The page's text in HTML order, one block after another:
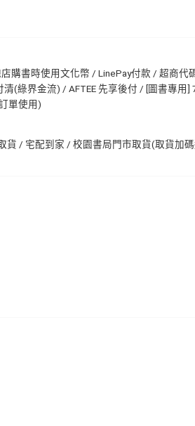
購書時使用文化幣 / LinePay付款 / 超商代
(綠界金流) / AFTEE 先享後付 / [圖書專用]
單使用)
貨 / 宅配到家 / 校園書局門市取貨(取貨加